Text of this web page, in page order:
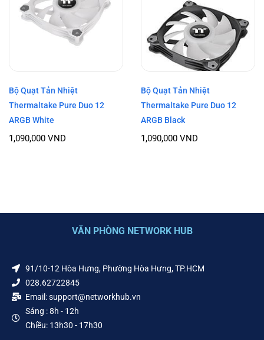
Bộ Quạt Tản Nhiệt
Thermaltake Pure Duo 12
ARGB White
1,090,000 VND
Bộ Quạt Tản Nhiệt
Thermaltake Pure Duo 12
ARGB Black
1,090,000 VND
VĂN PHÒNG NETWORK HUB
91/10-12 Hòa Hưng, Phường Hòa Hưng, TP.HCM
028.62722845
Email: support@networkhub.vn
Sáng : 8h - 12h
Chiều: 13h30 - 17h30